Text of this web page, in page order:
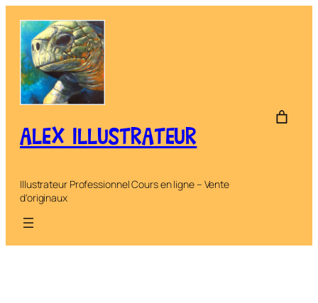
contenu
ALEX ILLUSTRATEUR
Illustrateur Professionnel Cours en ligne – Vente
d'originaux